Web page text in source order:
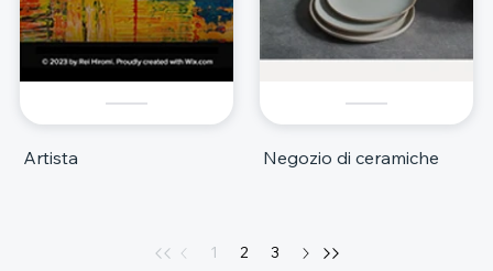
Artista Negozio di ceramiche
1 2 3